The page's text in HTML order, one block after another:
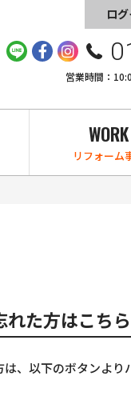
ロ
営業時間：
WORK
リフォーム
た方はこちら
、以下のボタンよ